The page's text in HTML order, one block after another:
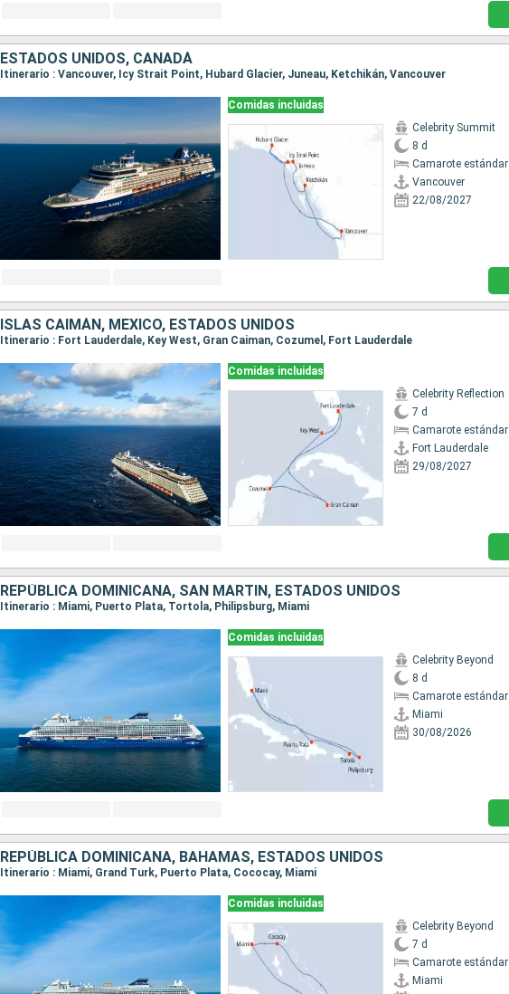
ESTADOS UNIDOS, CANADÁ
Itinerario : Vancouver, Icy Strait Point, Hubard Glacier, Juneau, Ketchikán, Vancouver
Comidas incluidas
Celebrity Summit
8 d
Camarote estándar
Vancouver
22/08/2027
ISLAS CAIMÁN, MÉXICO, ESTADOS UNIDOS
Itinerario : Fort Lauderdale, Key West, Gran Caiman, Cozumel, Fort Lauderdale
Comidas incluidas
Celebrity Reflection
7 d
Camarote estándar
Fort Lauderdale
29/08/2027
REPÚBLICA DOMINICANA, SAN MARTÍN, ESTADOS UNIDOS
Itinerario : Miami, Puerto Plata, Tortola, Philipsburg, Miami
Comidas incluidas
Celebrity Beyond
8 d
Camarote estándar
Miami
30/08/2026
REPÚBLICA DOMINICANA, BAHAMAS, ESTADOS UNIDOS
Itinerario : Miami, Grand Turk, Puerto Plata, Cococay, Miami
Comidas incluidas
Celebrity Beyond
7 d
Camarote estándar
Miami